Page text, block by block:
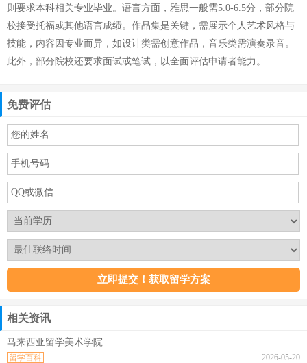
则要求本科相关专业毕业。语言方面，雅思一般需5.0-6.5分，部分院
校接受托福或其他语言成绩。作品集是关键，需展示个人艺术风格与
技能，内容因专业而异，如设计类需创意作品，音乐类需演奏录音。
此外，部分院校还要求面试或笔试，以全面评估申请者能力。
免费评估
相关资讯
马来西亚留学美术学院
2026-05-20
留学百科